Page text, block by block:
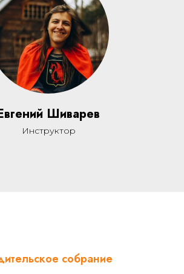
Шиварев
Инструктор
собрание